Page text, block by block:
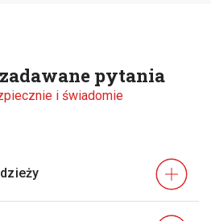
pytania
i świadomie